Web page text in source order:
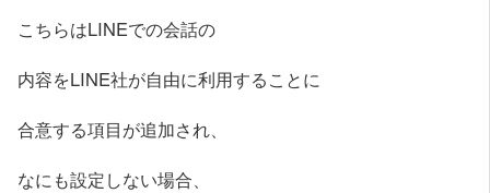
こちらはLINEでの会話の
内容をLINE社が自由に利用することに
合意する項目が追加され、
なにも設定しない場合、